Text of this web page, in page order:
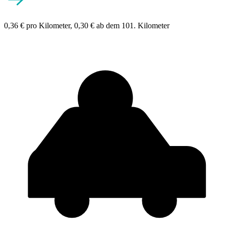
0,36 € pro Kilometer, 0,30 € ab dem 101. Kilometer